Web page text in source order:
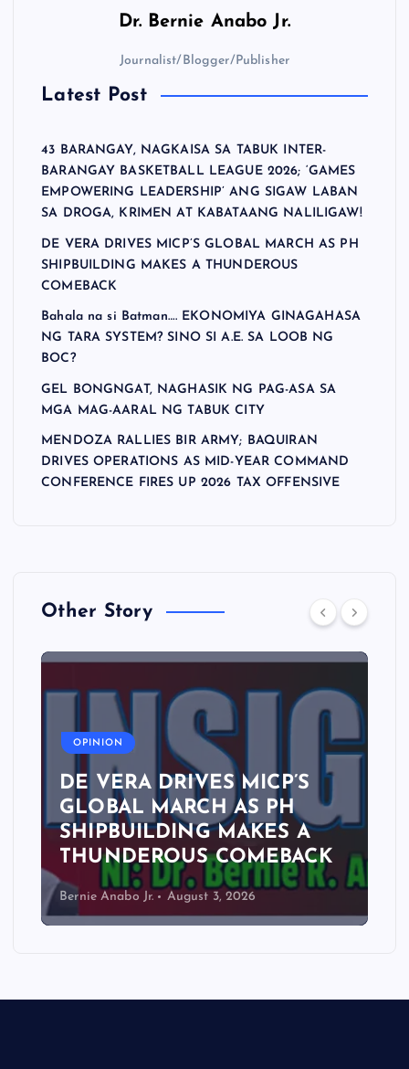
Dr. Bernie Anabo Jr.
Journalist/Blogger/Publisher
Latest Post
43 BARANGAY, NAGKAISA SA TABUK INTER-
BARANGAY BASKETBALL LEAGUE 2026; ‘GAMES
EMPOWERING LEADERSHIP’ ANG SIGAW LABAN
SA DROGA, KRIMEN AT KABATAANG NALILIGAW!
DE VERA DRIVES MICP’S GLOBAL MARCH AS PH
SHIPBUILDING MAKES A THUNDEROUS
COMEBACK
Bahala na si Batman…. EKONOMIYA GINAGAHASA
NG TARA SYSTEM? SINO SI A.E. SA LOOB NG
BOC?
GEL BONGNGAT, NAGHASIK NG PAG-ASA SA
MGA MAG-AARAL NG TABUK CITY
MENDOZA RALLIES BIR ARMY; BAQUIRAN
DRIVES OPERATIONS AS MID-YEAR COMMAND
CONFERENCE FIRES UP 2026 TAX OFFENSIVE
Other Story
OPINION
DE VERA DRIVES MICP’S
GLOBAL MARCH AS PH
SHIPBUILDING MAKES A
THUNDEROUS COMEBACK
Bernie Anabo Jr. August 3, 2026